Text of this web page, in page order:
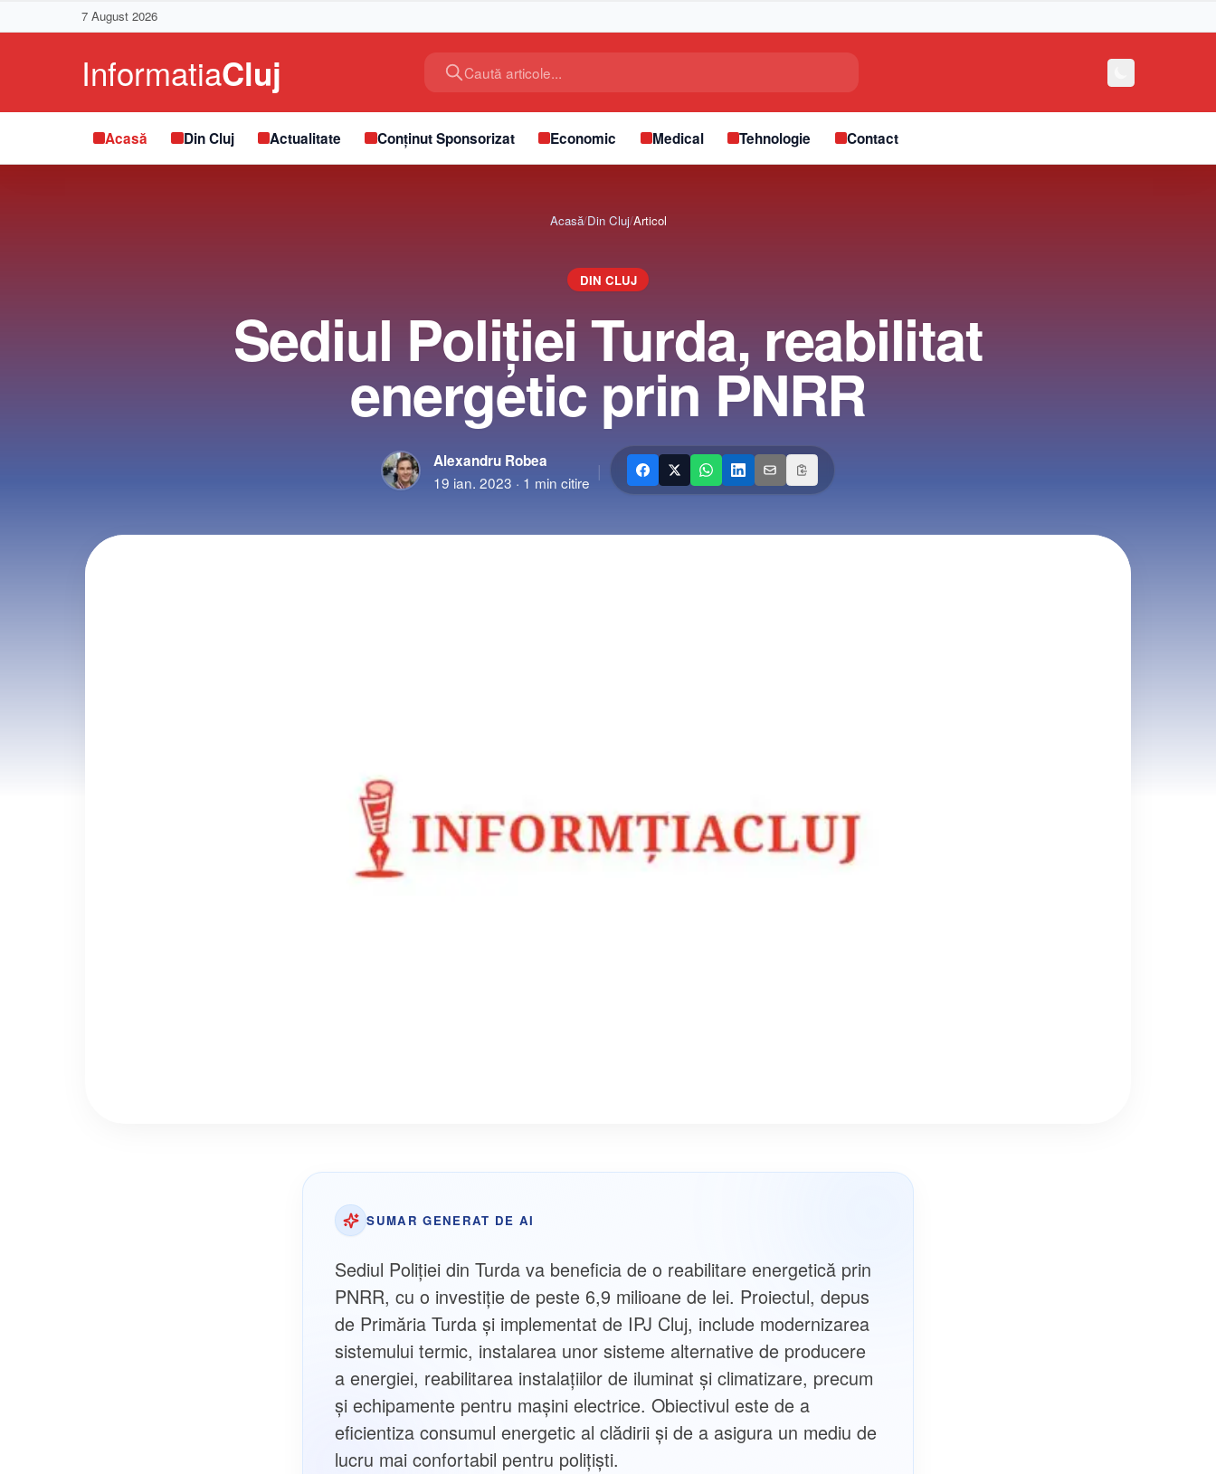
7 August 2026
Caută articole...
Acasă Din Cluj Actualitate Conținut Sponsorizat Economic Medical Tehnologie Contact
Acasă/Din Cluj/Articol
DIN CLUJ
Sediul Poliţiei Turda, reabilitat
energetic prin PNRR
Alexandru Robea
19 ian. 2023 · 1 min citire
|
SUMAR GENERAT DE AI
Sediul Poliţiei din Turda va beneficia de o reabilitare energetică prin
PNRR, cu o investiție de peste 6,9 milioane de lei. Proiectul, depus
de Primăria Turda și implementat de IPJ Cluj, include modernizarea
sistemului termic, instalarea unor sisteme alternative de producere
a energiei, reabilitarea instalațiilor de iluminat și climatizare, precum
și echipamente pentru mașini electrice. Obiectivul este de a
eficientiza consumul energetic al clădirii și de a asigura un mediu de
lucru mai confortabil pentru polițiști.